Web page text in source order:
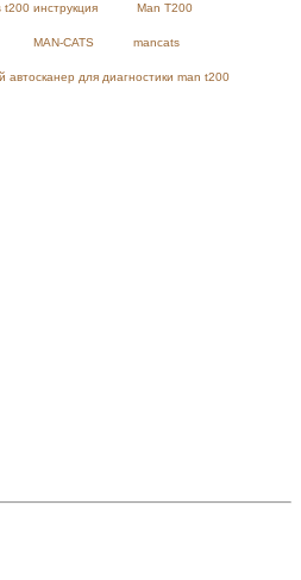
t200 инструкция Man T200
MAN-CATS mancats
автосканер для диагностики man t200